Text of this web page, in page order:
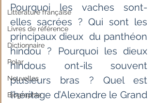
Littérature française
Livres de référence
Dictionnaire
Polar
Nouvelles
Biographie
Pourquoi les vaches sont-
elles sacrées ? Qui sont les
principaux dieux  du panthéon
hindou ? Pourquoi les dieux
hindous ont-ils souvent
plusieurs bras ? Quel est
l’héritage d’Alexandre le Grand